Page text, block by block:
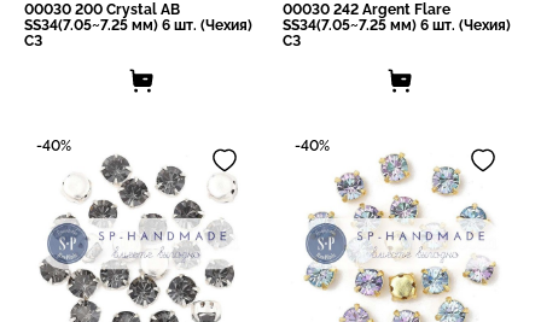
00030 200 Crystal AB
SS34(7.05~7.25 мм) 6 шт. (Чехия)
СЗ
00030 242 Argent Flare
SS34(7.05~7.25 мм) 6 шт. (Чехия)
СЗ
-40% -40%